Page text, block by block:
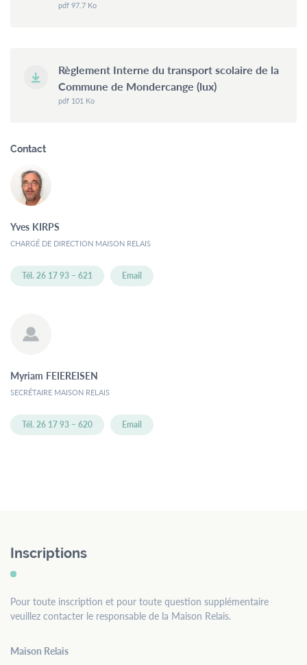
pdf 97.7 Ko
Règlement Interne du transport scolaire de la
Commune de Mondercange (lux)
pdf 101 Ko
Contact
Yves KIRPS
CHARGÉ DE DIRECTION MAISON RELAIS
Tél. 26 17 93 – 621 Email
Myriam FEIEREISEN
SECRÉTAIRE MAISON RELAIS
Tél. 26 17 93 – 620 Email
Inscriptions
Pour toute inscription et pour toute question supplémentaire
veuillez contacter le responsable de la Maison Relais.
Maison Relais